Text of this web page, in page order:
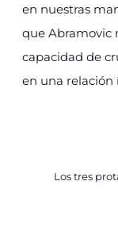
en nuestras
que Abramovic
capacidad de
en una relación
Los tres